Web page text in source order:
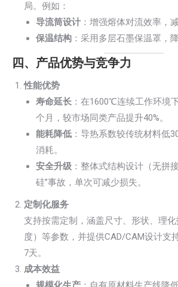
局。例如：
导流筒设计 ：增强熔体对流效率，
保温结构 ：采用多层石墨保温罩，
四、产品优势与竞争力
性能优势
寿命延长 ：在1600℃连续工作环境
个月，较市场同类产品提升40%。
能耗降低 ：导热系数较传统材料低
消耗。
安全升级 ：整体式结构设计（无拼
硅”事故，单次可减少损失。
定制化服务
支持按需定制，涵盖尺寸、形状、理
度）等参数，并提供CAD/CAM设计支
7天。
成本效益